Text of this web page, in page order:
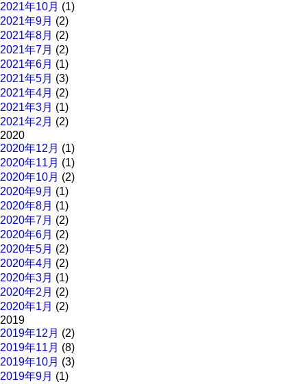
2021年10月 (1)
2021年9月 (2)
2021年8月 (2)
2021年7月 (2)
2021年6月 (1)
2021年5月 (3)
2021年4月 (2)
2021年3月 (1)
2021年2月 (2)
2020
2020年12月 (1)
2020年11月 (1)
2020年10月 (2)
2020年9月 (1)
2020年8月 (1)
2020年7月 (2)
2020年6月 (2)
2020年5月 (2)
2020年4月 (2)
2020年3月 (1)
2020年2月 (2)
2020年1月 (2)
2019
2019年12月 (2)
2019年11月 (8)
2019年10月 (3)
2019年9月 (1)